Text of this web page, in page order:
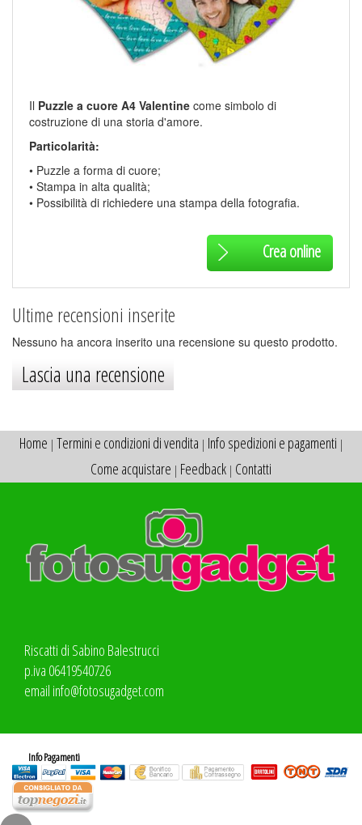
Il Puzzle a cuore A4 Valentine come simbolo di
costruzione di una storia d'amore.
Particolarità:
• Puzzle a forma di cuore;
• Stampa in alta qualità;
• Possibilità di richiedere una stampa della fotografia.
Crea online
Ultime recensioni inserite
Nessuno ha ancora inserito una recensione su questo prodotto.
Lascia una recensione
Home | Termini e condizioni di vendita | Info spedizioni e pagamenti |
Come acquistare | Feedback | Contatti
Riscatti di Sabino Balestrucci
p.iva 06419540726
email info@fotosugadget.com
Info Pagamenti